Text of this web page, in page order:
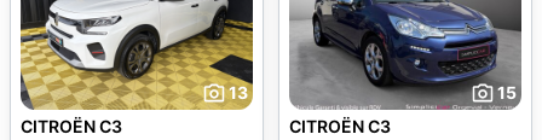
13
CITROËN C3
15
CITROËN C3